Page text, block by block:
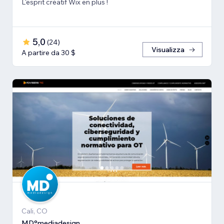
L'esprit créatif Wix en plus !
5,0 (24)
A partire da 30 $
Visualizza
Cali, CO